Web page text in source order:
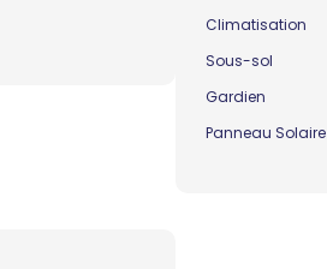
Climatisation
Sous-sol
Gardien
Panneau Solaire